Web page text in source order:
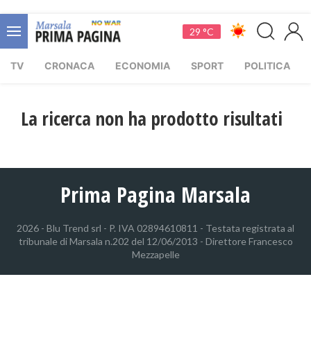
29 °C
TV CRONACA ECONOMIA SPORT POLITICA
La ricerca non ha prodotto risultati
Prima Pagina Marsala
2026 - Blu Trend srl - P. IVA 02894610811 - Testata registrata al
tribunale di Marsala n.202 del 12/06/2013 - Direttore Francesco
Mezzapelle